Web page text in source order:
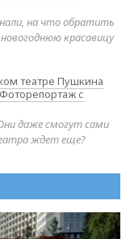
на что обратить
красавицу
театре Пушкина
с
даже смогут сами
ждет еще?